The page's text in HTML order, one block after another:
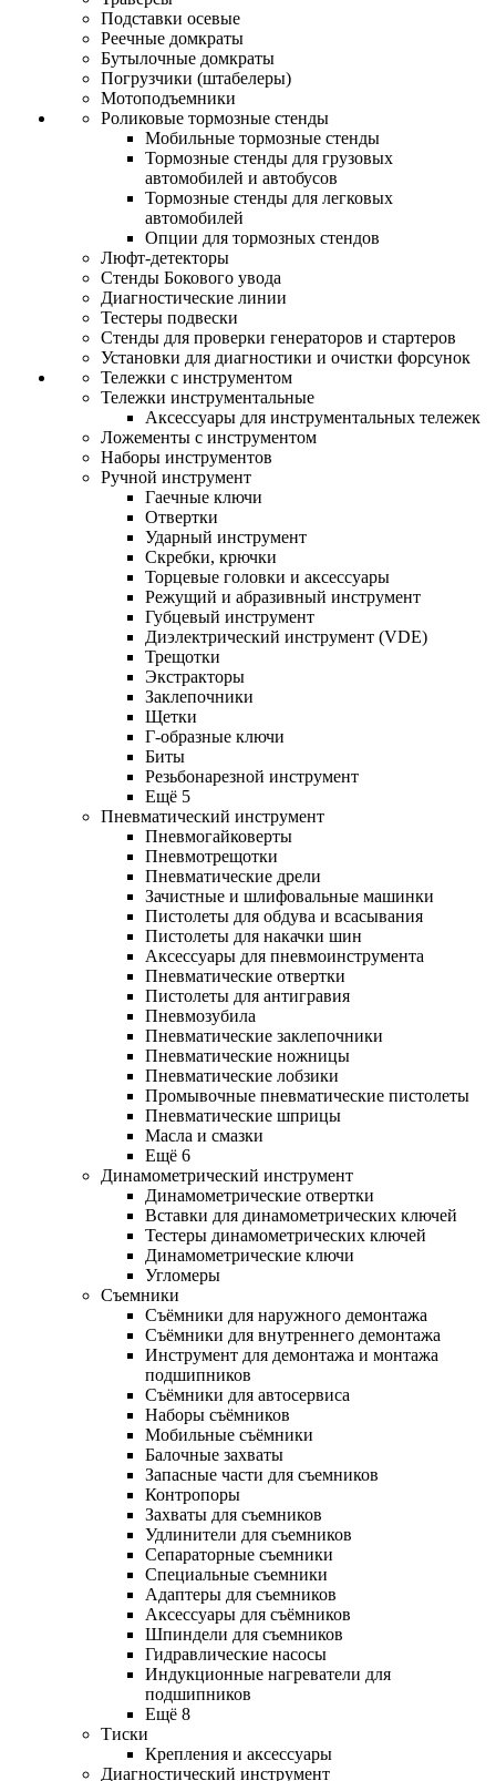
Подставки осевые
Реечные домкраты
Бутылочные домкраты
Погрузчики (штабелеры)
Мотоподъемники
Роликовые тормозные стенды
Мобильные тормозные стенды
Тормозные стенды для грузовых
автомобилей и автобусов
Тормозные стенды для легковых
автомобилей
Опции для тормозных стендов
Люфт-детекторы
Стенды Бокового увода
Диагностические линии
Тестеры подвески
Стенды для проверки генераторов и стартеров
Установки для диагностики и очистки форсунок
Тележки с инструментом
Тележки инструментальные
Аксессуары для инструментальных тележек
Ложементы с инструментом
Наборы инструментов
Ручной инструмент
Гаечные ключи
Отвертки
Ударный инструмент
Скребки, крючки
Торцевые головки и аксессуары
Режущий и абразивный инструмент
Губцевый инструмент
Диэлектрический инструмент (VDE)
Трещотки
Экстракторы
Заклепочники
Щетки
Г-образные ключи
Биты
Резьбонарезной инструмент
Ещё 5
Пневматический инструмент
Пневмогайковерты
Пневмотрещотки
Пневматические дрели
Зачистные и шлифовальные машинки
Пистолеты для обдува и всасывания
Пистолеты для накачки шин
Аксессуары для пневмоинструмента
Пневматические отвертки
Пистолеты для антигравия
Пневмозубила
Пневматические заклепочники
Пневматические ножницы
Пневматические лобзики
Промывочные пневматические пистолеты
Пневматические шприцы
Масла и смазки
Ещё 6
Динамометрический инструмент
Динамометрические отвертки
Вставки для динамометрических ключей
Тестеры динамометрических ключей
Динамометрические ключи
Угломеры
Съемники
Съёмники для наружного демонтажа
Съёмники для внутреннего демонтажа
Инструмент для демонтажа и монтажа
подшипников
Съёмники для автосервиса
Наборы съёмников
Мобильные съёмники
Балочные захваты
Запасные части для съемников
Контропоры
Захваты для съемников
Удлинители для съемников
Сепараторные съемники
Специальные съемники
Адаптеры для съемников
Аксессуары для съёмников
Шпиндели для съемников
Гидравлические насосы
Индукционные нагреватели для
подшипников
Ещё 8
Тиски
Крепления и аксессуары
Диагностический инструмент